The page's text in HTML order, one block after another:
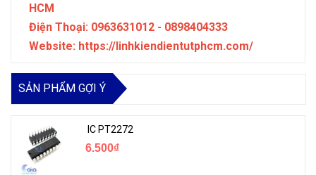
HCM
Điện Thoại: 0963631012 - 0898404333
Website: https://linhkiendientutphcm.com/
SẢN PHẨM GỢI Ý
IC PT2272
6.500₫